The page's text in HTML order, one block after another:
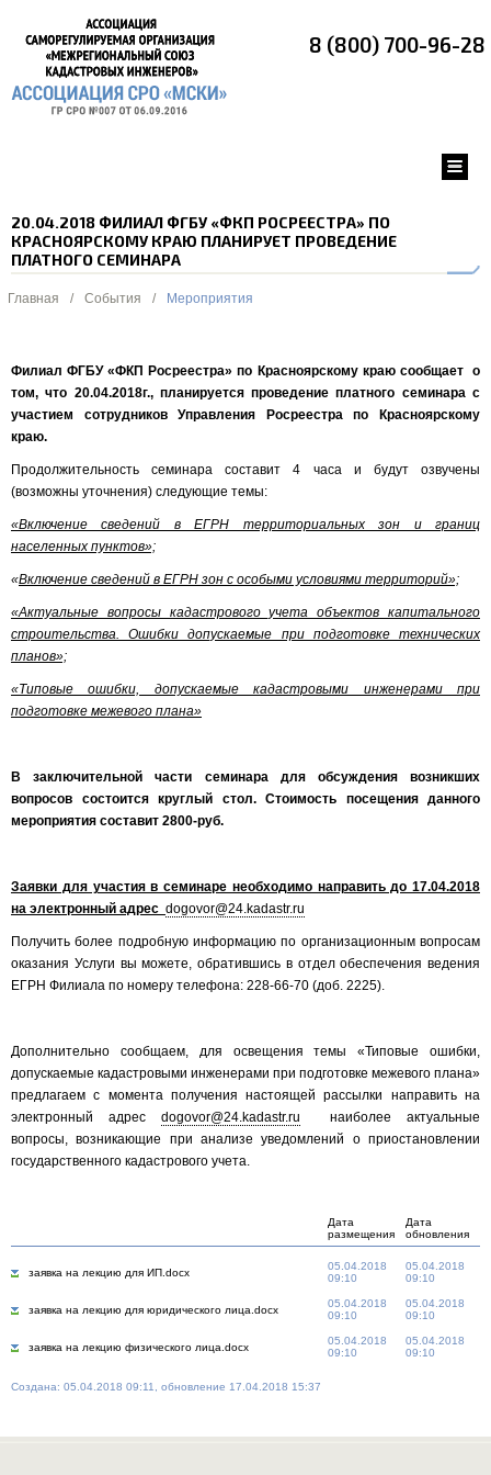
8 (800) 700-96-28
20.04.2018 ФИЛИАЛ ФГБУ «ФКП РОСРЕЕСТРА» ПО
КРАСНОЯРСКОМУ КРАЮ ПЛАНИРУЕТ ПРОВЕДЕНИЕ
ПЛАТНОГО СЕМИНАРА
Главная / События / Мероприятия
Филиал ФГБУ «ФКП Росреестра» по Красноярскому краю сообщает о
том, что 20.04.2018г., планируется проведение платного семинара с
участием сотрудников Управления Росреестра по Красноярскому
краю.
Продолжительность семинара составит 4 часа и будут озвучены
(возможны уточнения) следующие темы:
«Включение сведений в ЕГРН территориальных зон и границ
населенных пунктов»;
«Включение сведений в ЕГРН зон с особыми условиями территорий»;
«Актуальные вопросы кадастрового учета объектов капитального
строительства. Ошибки допускаемые при подготовке технических
планов»;
«Типовые ошибки, допускаемые кадастровыми инженерами при
подготовке межевого плана»
В заключительной части семинара для обсуждения возникших
вопросов состоится круглый стол. Стоимость посещения данного
мероприятия составит 2800-руб.
Заявки для участия в семинаре необходимо направить до 17.04.2018
на электронный адрес dogovor@24.kadastr.ru
Получить более подробную информацию по организационным вопросам
оказания Услуги вы можете, обратившись в отдел обеспечения ведения
ЕГРН Филиала по номеру телефона: 228-66-70 (доб. 2225).
Дополнительно сообщаем, для освещения темы «Типовые ошибки,
допускаемые кадастровыми инженерами при подготовке межевого плана»
предлагаем с момента получения настоящей рассылки направить на
электронный адрес dogovor@24.kadastr.ru наиболее актуальные
вопросы, возникающие при анализе уведомлений о приостановлении
государственного кадастрового учета.
Дата
размещения
Дата
обновления
заявка на лекцию для ИП.docx
05.04.2018
09:10
05.04.2018
09:10
заявка на лекцию для юридического лица.docx
05.04.2018
09:10
05.04.2018
09:10
заявка на лекцию физического лица.docx
05.04.2018
09:10
05.04.2018
09:10
Создана: 05.04.2018 09:11, обновление 17.04.2018 15:37